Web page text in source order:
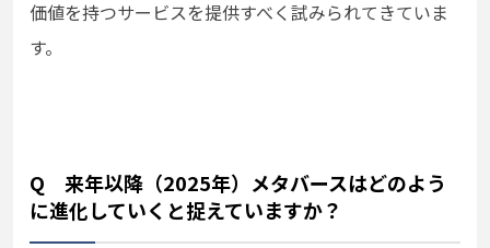
価値を持つサービスを提供すべく試みられてきていま
す。
Q 来年以降（2025年）メタバースはどのよう
に進化していくと捉えていますか？